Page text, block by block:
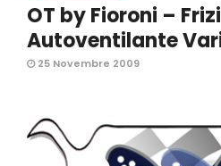
OT by Fioroni –
Autoventilante
25 Novembre 2009